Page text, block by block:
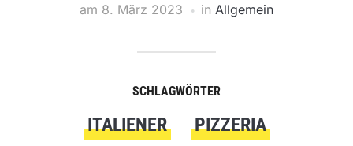
am 8. März 2023 in Allgemein
SCHLAGWÖRTER
ITALIENER PIZZERIA